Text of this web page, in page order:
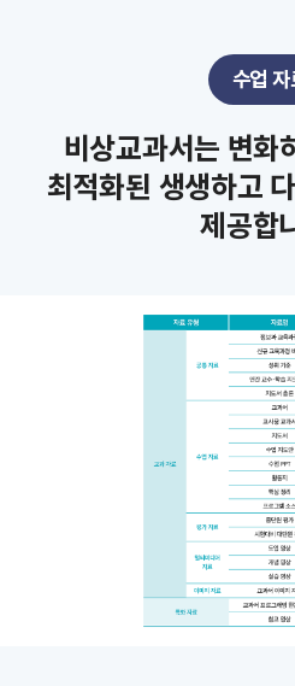
수업 자
비상교과서는 변화
최적화된 생생하고
제공합